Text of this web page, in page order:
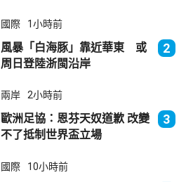
國際 1小時前
風暴「白海豚」靠近華東 或
周日登陸浙閩沿岸
2
兩岸 2小時前
歐洲足協：恩芬天奴道歉 改變
不了抵制世界盃立場
3
國際 10小時前